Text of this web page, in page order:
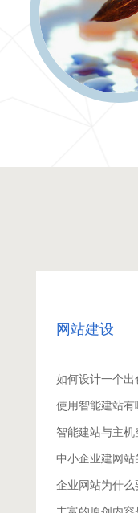
网站建设
如何设计一个出
使用智能建站有
智能建站与主机
中小企业建网
企业网站为什么